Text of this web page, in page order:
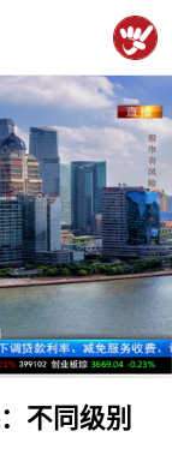
不同级别